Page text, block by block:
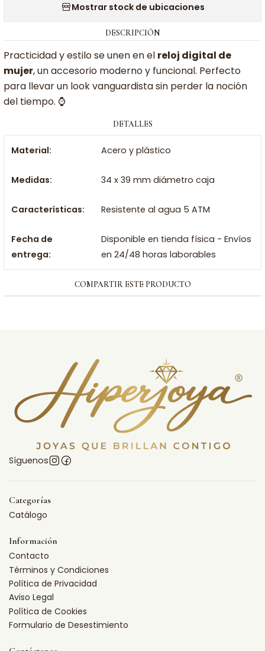
Mostrar stock de ubicaciones
DESCRIPCIÓN
Practicidad y estilo se unen en el reloj digital de
mujer, un accesorio moderno y funcional. Perfecto
para llevar un look vanguardista sin perder la noción
del tiempo. ⌚
DETALLES
Material: Acero y plástico
Medidas: 34 x 39 mm diámetro caja
Características: Resistente al agua 5 ATM
Fecha de
entrega:
Disponible en tienda física - Envíos
en 24/48 horas laborables
COMPARTIR ESTE PRODUCTO
Síguenos
Categorías
Catálogo
Información
Contacto
Términos y Condiciones
Política de Privacidad
Aviso Legal
Política de Cookies
Formulario de Desestimiento